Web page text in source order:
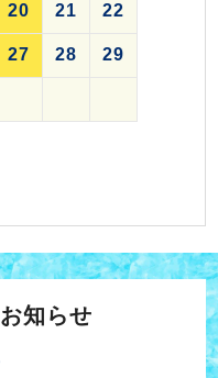
20 21 22
27 28 29
知らせ